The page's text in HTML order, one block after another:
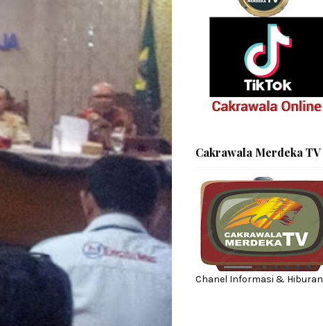
Cakrawala Merdeka TV
Chanel Informasi & Hiburan